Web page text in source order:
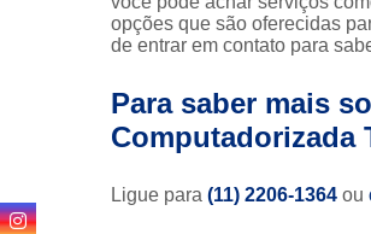
opções que são oferecidas
de entrar em contato para
Para saber mais
Computadorizada
Ligue para (11) 2206-1364 ou